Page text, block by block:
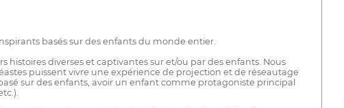
basés sur des enfants du monde entier.
diverses et captivantes sur et/ou par des enfants. Nous
puissent vivre une expérience de projection et de réseautage
sur des enfants, avoir un enfant comme protagoniste principal